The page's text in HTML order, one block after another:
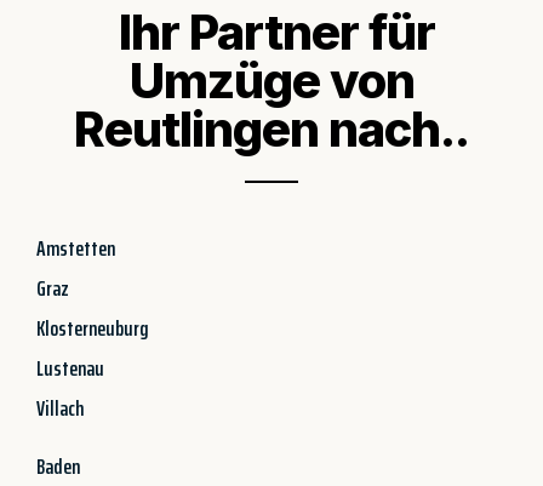
Ihr Partner für
Umzüge von
Reutlingen nach..
Amstetten
Graz
Klosterneuburg
Lustenau
Villach
Baden